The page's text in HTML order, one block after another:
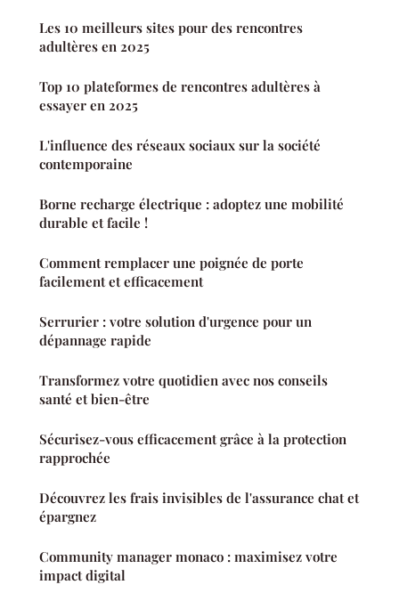
Les 10 meilleurs sites pour des rencontres
adultères en 2025
Top 10 plateformes de rencontres adultères à
essayer en 2025
L'influence des réseaux sociaux sur la société
contemporaine
Borne recharge électrique : adoptez une mobilité
durable et facile !
Comment remplacer une poignée de porte
facilement et efficacement
Serrurier : votre solution d'urgence pour un
dépannage rapide
Transformez votre quotidien avec nos conseils
santé et bien-être
Sécurisez-vous efficacement grâce à la protection
rapprochée
Découvrez les frais invisibles de l'assurance chat et
épargnez
Community manager monaco : maximisez votre
impact digital